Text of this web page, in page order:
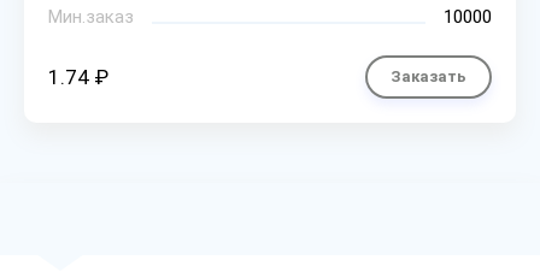
Мин.заказ
10000
1.74 ₽ Заказать